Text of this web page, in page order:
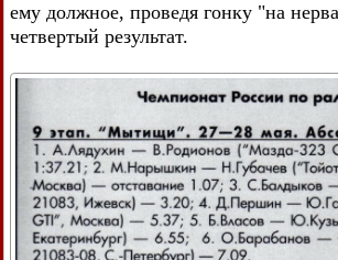
ему должное, проведя гонку "на
четвертый результат.